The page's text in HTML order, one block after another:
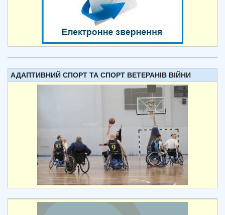
АДАПТИВНИЙ СПОРТ ТА СПОРТ ВЕТЕРАНІВ ВІЙНИ